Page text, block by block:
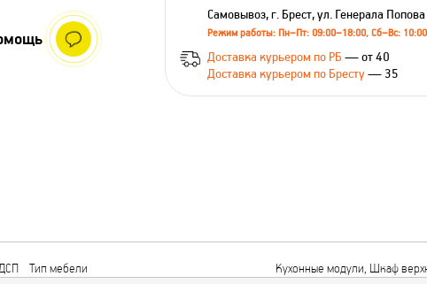
Самовывоз, г. Брест, ул. Генерала
Режим работы: Пн–Пт: 09:00–18:00, Сб–Вс:
Доставка курьером по РБ — от 40
Доставка курьером по Бресту— 35
Тип мебели
Кухонные модули, Шкаф